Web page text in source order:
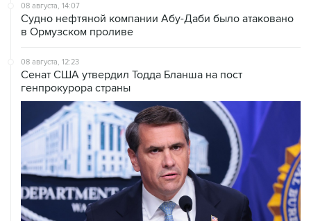
08 августа, 14:07
Судно нефтяной компании Абу-Даби было атаковано
в Ормузском проливе
08 августа, 12:23
Сенат США утвердил Тодда Бланша на пост
генпрокурора страны